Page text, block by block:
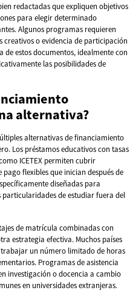
redactadas que expliquen objetivos
para elegir determinado
Algunos programas requieren
creativos o evidencia de participación
estos documentos, idealmente con
las posibilidades de
alternativa?
alternativas de financiamiento
Los préstamos educativos con tasas
ICETEX permiten cubrir
flexibles que inician después de
diseñadas para
de estudiar fuera del
de matrícula combinadas con
estrategia efectiva. Muchos países
un número limitado de horas
Programas de asistencia
investigación o docencia a cambio
en universidades extranjeras.